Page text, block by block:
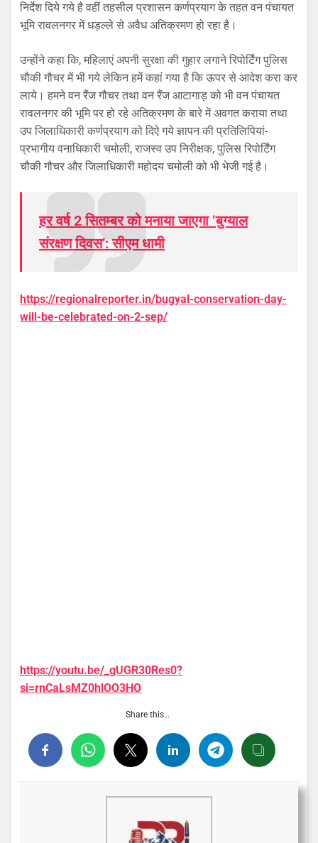
निर्देश दिये गये है वहीं तहसील प्रशासन कर्णप्रयाग के तहत वन पंचायत
भूमि रावलनगर में धड़ल्ले से अवैध अतिक्रमण हो रहा है।
उन्होंने कहा कि, महिलाएं अपनी सुरक्षा की गुहार लगाने रिपोर्टिंग पुलिस
चौकी गौचर में भी गये लेकिन हमें कहां गया है कि ऊपर से आदेश करा कर
लाये। हमने वन रैंज गौचर तथा वन रैंज आटागाड़ को भी वन पंचायत
रावलनगर की भूमि पर हो रहे अतिक्रमण के बारे में अवगत कराया तथा
उप जिलाधिकारी कर्णप्रयाग को दिऐ गये ज्ञापन की प्रतिलिपियां-
प्रभागीय वनाधिकारी चमोली, राजस्व उप निरीक्षक, पुलिस रिपोर्टिंग
चौकी गौचर और जिलाधिकारी महोदय चमोली को भी भेजी गई है।
हर वर्ष 2 सितम्बर को मनाया जाएगा ‘बुग्याल
संरक्षण दिवस’: सीएम धामी
https://regionalreporter.in/bugyal-conservation-day-
will-be-celebrated-on-2-sep/
https://youtu.be/_gUGR30Res0?
si=rnCaLsMZ0hlOO3HO
Share this…